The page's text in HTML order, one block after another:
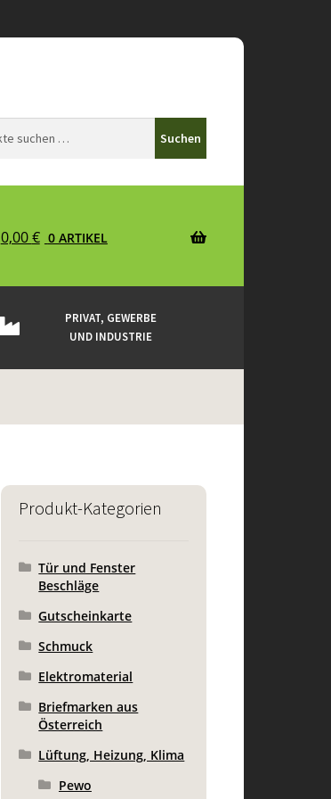
Suchen
0,00€ 0 ARTIKEL
PRIVAT, GEWERBE
UND INDUSTRIE
Produkt-Kategorien
Tür und Fenster
Beschläge
Gutscheinkarte
Schmuck
Elektromaterial
Briefmarken aus
Österreich
Lüftung, Heizung, Klima
Pewo